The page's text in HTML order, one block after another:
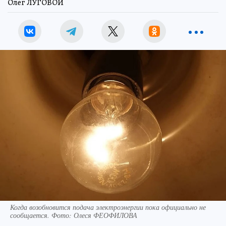
Олег ЛУГОВОЙ
Когда возобновится подача электроэнергии пока официально не
сообщается. Фото: Олеся ФЕОФИЛОВА